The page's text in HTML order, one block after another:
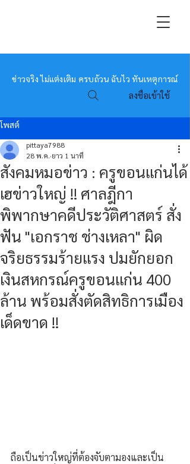
หมอข่าว
ข่าวจริง ไม่แต่งเติม ครบถ้วน ฉับไว ทันเหตุการณ์
ลงชื่อเข้าใช้
โพสต์
สังคมหมอข่าว : ครูขอนแก่นได้
เฮข่าวใหญ่ !! ศาลฎีกา
พิพากษาคดีประวัติศาสตร์ สั่ง
ฟัน "เอกราช ช่างเหลา" ผิด
จริยธรรมร้ายแรง ปมยักยอก
เงินสหกรณ์ครูขอนแก่น 400
ล้าน พร้อมสั่งตัดสิทธิการเมือง
เด็ดขาด !!
pittaya7988
28 พ.ค. ยาว 1 นาที
ถือเป็นข่าวใหญ่ที่ต้องจับตามองและเป็น